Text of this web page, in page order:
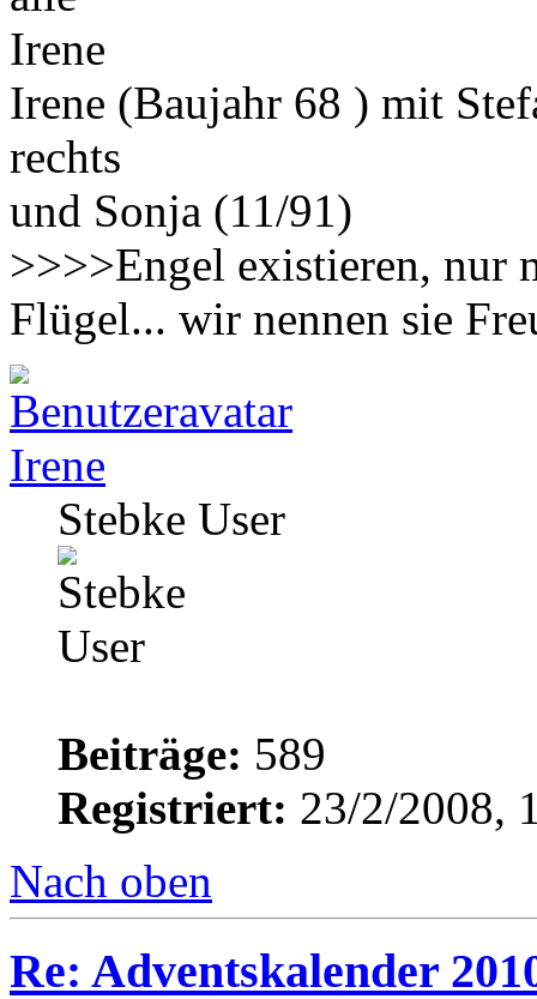
Irene
Irene (Baujahr 68 ) mit
rechts
und Sonja (11/91)
>>>>Engel existieren, nur
Flügel... wir nennen sie
Irene
Stebke User
Beiträge: 589
Registriert: 23/2/2008,
Nach oben
Re: Adventskalender